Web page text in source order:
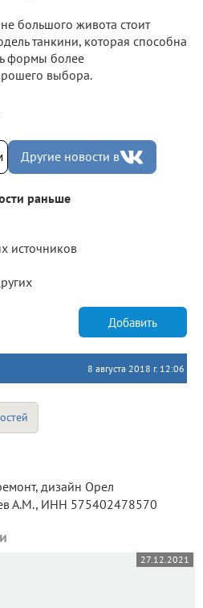
большого живота стоит
танкини, которая способна
формы более
выбора.
Другие новости в
раньше
источников
Добавить
8 августа 2018 г. 12:06
А.М., ИНН 575402478570
27.12.2021